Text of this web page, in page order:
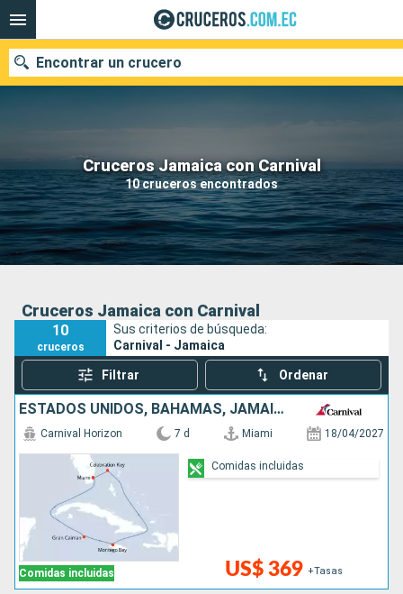
Cruceros Jamaica con Carnival
10 cruceros encontrados
Encontrar un crucero
Nuestros destinos
Fecha de salida
Puertos Compañías
Cruceros Jamaica con Carnival
10
cruceros
Sus criterios de búsqueda:
Carnival - Jamaica
Filtrar Ordenar
ESTADOS UNIDOS, BAHAMAS, JAMAICA, ISLAS CAIMÁN
Comidas incluidas
Carnival Horizon 7 d Miami 18/04/2027
US$ 369 +Tasas
Comidas incluidas